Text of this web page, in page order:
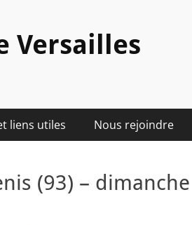
Versailles
liens utiles Nous rejoindre
(93) –